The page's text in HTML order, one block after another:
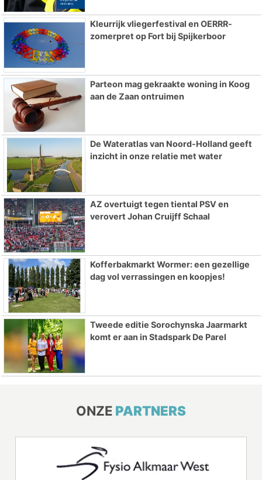
Kleurrijk vliegerfestival en OERRR-
zomerpret op Fort bij Spijkerboor
Parteon mag gekraakte woning in Koog
aan de Zaan ontruimen
De Wateratlas van Noord-Holland geeft
inzicht in onze relatie met water
AZ overtuigt tegen tiental PSV en
verovert Johan Cruijff Schaal
Kofferbakmarkt Wormer: een gezellige
dag vol verrassingen en koopjes!
Tweede editie Sorochynska Jaarmarkt
komt er aan in Stadspark De Parel
ONZE PARTNERS